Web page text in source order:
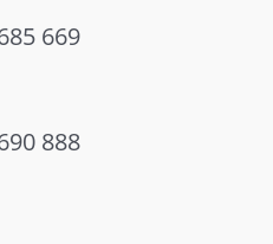
669
888